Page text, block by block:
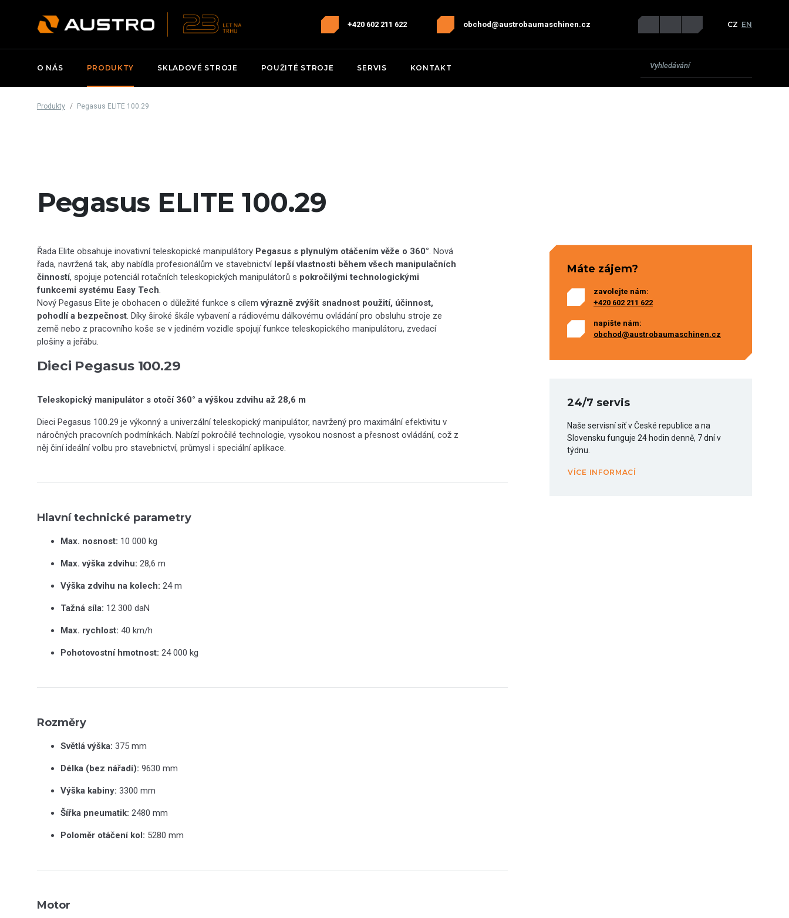
+420 602 211 622 obchod@austrobaumaschinen.cz CZ EN
O NÁS PRODUKTY SKLADOVÉ STROJE POUŽITÉ STROJE SERVIS KONTAKT
Produkty Pegasus ELITE 100.29
Pegasus ELITE 100.29
Řada Elite obsahuje inovativní teleskopické manipulátory Pegasus s plynulým otáčením věže o 360°. Nová
řada, navržená tak, aby nabídla profesionálům ve stavebnictví lepší vlastnosti během všech manipulačních
činností, spojuje potenciál rotačních teleskopických manipulátorů s pokročilými technologickými
funkcemi systému Easy Tech.
Nový Pegasus Elite je obohacen o důležité funkce s cílemvýrazně zvýšit snadnost použití, účinnost,
pohodlí a bezpečnost. Díky široké škále vybavení a rádiovému dálkovému ovládání pro obsluhu stroje ze
země nebo z pracovního koše se v jediném vozidle spojují funkce teleskopického manipulátoru, zvedací
plošiny a jeřábu.
Dieci Pegasus 100.29
Teleskopický manipulátor s otočí 360° a výškou zdvihu až 28,6 m
Dieci Pegasus 100.29 je výkonný a univerzální teleskopický manipulátor, navržený pro maximální efektivitu v
náročných pracovních podmínkách. Nabízí pokročilé technologie, vysokou nosnost a přesnost ovládání, což z
něj činí ideální volbu pro stavebnictví, průmysl i speciální aplikace.
Hlavní technické parametry
Max. nosnost: 10 000 kg
Max. výška zdvihu: 28,6 m
Výška zdvihu na kolech: 24 m
Tažná síla: 12 300 daN
Max. rychlost: 40 km/h
Pohotovostní hmotnost: 24 000 kg
Rozměry
Světlá výška: 375 mm
Délka (bez nářadí): 9630 mm
Výška kabiny: 3300 mm
Šířka pneumatik: 2480 mm
Poloměr otáčení kol: 5280 mm
Motor
Máte zájem?
zavolejte nám:
+420 602 211 622
napište nám:
obchod@austrobaumaschinen.cz
24/7 servis
Naše servisní síť v České republice a na
Slovensku funguje 24 hodin denně, 7 dní v
týdnu.
VÍCE INFORMACÍ